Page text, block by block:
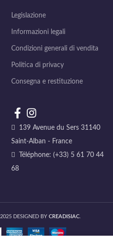
Legislazione
Informazioni legali
Condizioni generali di vendita
Politica di privacy
Consegna e restituzione
139 Avenue du Sers 31140
Saint-Alban - France
Téléphone: (+33) 5 61 70 44
68
2025 DESIGNED BY CREADISIAC.